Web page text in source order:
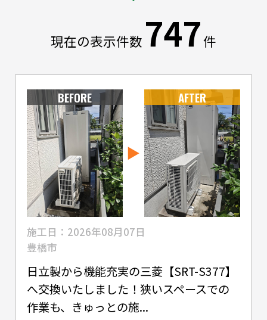
現在の表示件数 747件
BEFORE AFTER
施工日：2026年08月07日
豊橋市
日立製から機能充実の三菱【SRT-S377】
へ交換いたしました！狭いスペースでの
作業も、きゅっとの施...